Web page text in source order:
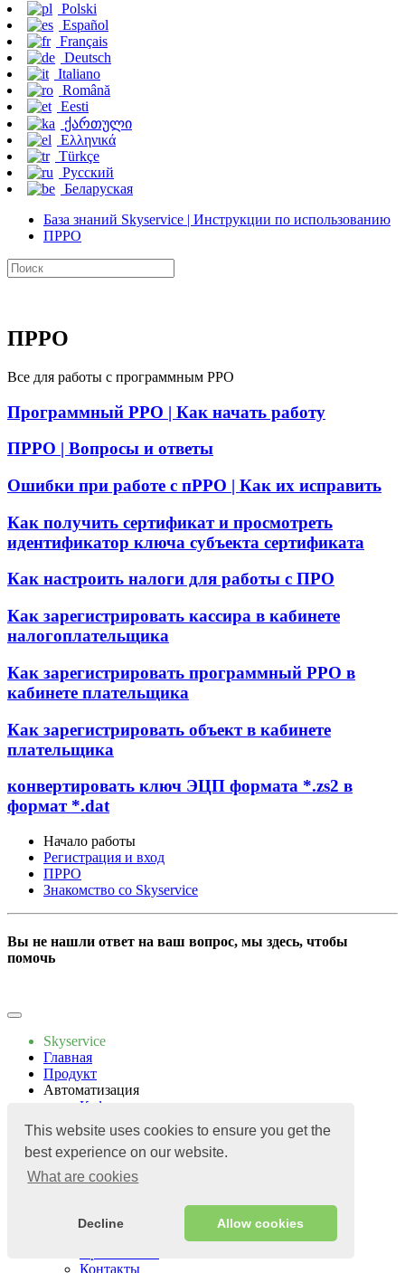
This website uses cookies to ensure you get the
best experience on our website.
What are cookies
Decline Allow cookies
Polski
Español
Français
Deutsch
Italiano
Română
Eesti
ქართული
Ελληνικά
Türkçe
Русский
Беларуская
База знаний Skyservice | Инструкции по использованию
ПРРО
ПРРО
Все для работы с программным РРО
Программный РРО | Как начать работу
ПРРО | Вопросы и ответы
Ошибки при работе с пРРО | Как их исправить
Как получить сертификат и просмотреть
идентификатор ключа субъекта сертификата
Как настроить налоги для работы с ПРО
Как зарегистрировать кассира в кабинете
налогоплательщика
Как зарегистрировать программный РРО в
кабинете плательщика
Как зарегистрировать объект в кабинете
плательщика
конвертировать ключ ЭЦП формата *.zs2 в
формат *.dat
Начало работы
Регистрация и вход
ПРРО
Знакомство со Skyservice
Вы не нашли ответ на ваш вопрос, мы здесь, чтобы
помочь
Skyservice
Главная
Продукт
Автоматизация
Кафе
Кофейня
Фудтрак
Кальянная
Пекарня
Кондитерская
Приложения
Контакты